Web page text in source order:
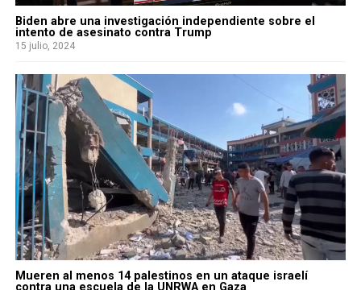
Biden abre una investigación independiente sobre el
intento de asesinato contra Trump
15 julio, 2024
Mueren al menos 14 palestinos en un ataque israelí
contra una escuela de la UNRWA en Gaza